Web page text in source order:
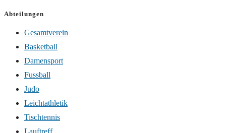
Abteilungen
Gesamtverein
Basketball
Damensport
Fussball
Judo
Leichtathletik
Tischtennis
Lauftreff